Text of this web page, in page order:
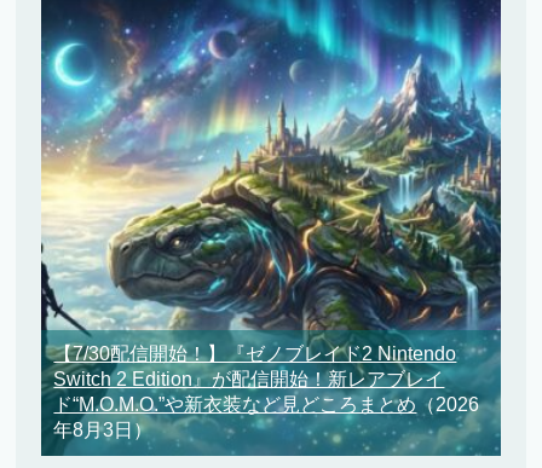
【7/30配信開始！】『ゼノブレイド2 Nintendo
Switch 2 Edition』が配信開始！新レアブレイ
ド“M.O.M.O.”や新衣装など見どころまとめ（2026
年8月3日）